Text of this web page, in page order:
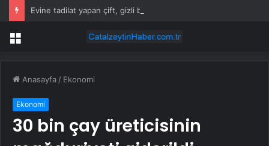
Menü
Anasayfa / Ekonomi
Ekonomi
30 bin çay üreticisinin